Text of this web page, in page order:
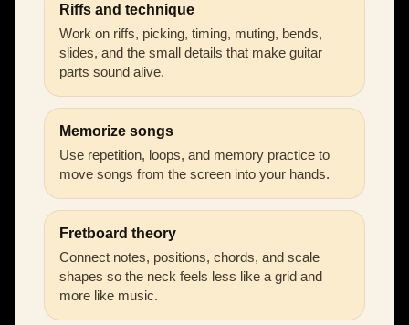
Riffs and technique
Work on riffs, picking, timing, muting, bends,
slides, and the small details that make guitar
parts sound alive.
Memorize songs
Use repetition, loops, and memory practice to
move songs from the screen into your hands.
Fretboard theory
Connect notes, positions, chords, and scale
shapes so the neck feels less like a grid and
more like music.